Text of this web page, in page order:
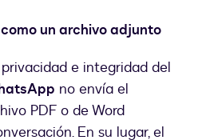
un archivo adjunto
e integridad del
no envía el
PDF o de Word
En su lugar, el